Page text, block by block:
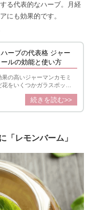
る代表的なハーブ。月経
にも効果的です。
ーブの代表格 ジャー
ルの効能と使い方
果の高いジャーマンカモミ
花をいくつかガラスポット
、そこにしゅんしゅんと沸
ぐと、透明な液体がみるみ
力的なハーブです。
続きを読む>>
「レモンバーム」